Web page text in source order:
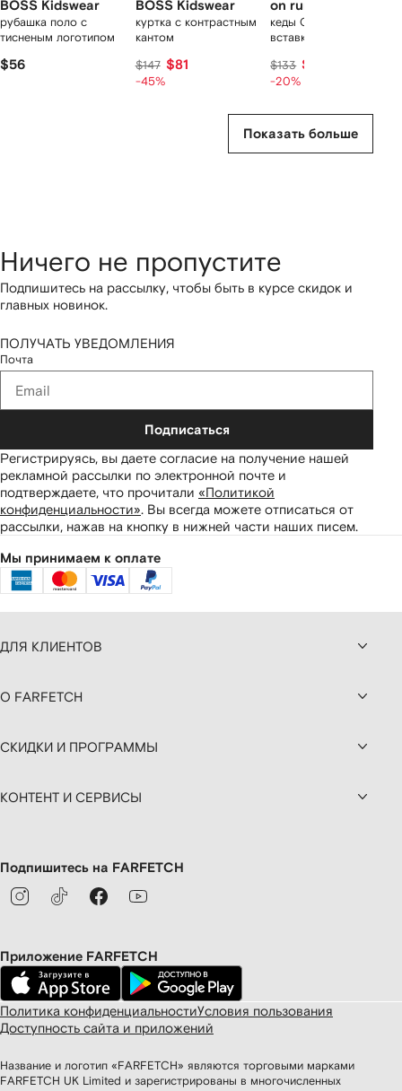
BOSS Kidswear
рубашка поло с
тисненым логотипом
$56
BOSS Kidswear
куртка с контрастным
кантом
$147 $81
-45%
on running kids
кеды Cloud Sky со
вставками
$133 $106
-20%
Показать больше
Ничего не пропустите
Подпишитесь на рассылку, чтобы быть в курсе скидок и
главных новинок.
ПОЛУЧАТЬ УВЕДОМЛЕНИЯ
Почта
Подписаться
Регистрируясь, вы даете согласие на получение нашей
рекламной рассылки по электронной почте и
подтверждаете, что прочитали «Политикой
конфиденциальности». Вы всегда можете отписаться от
рассылки, нажав на кнопку в нижней части наших писем.
Мы принимаем к оплате
ДЛЯ КЛИЕНТОВ
О FARFETCH
СКИДКИ И ПРОГРАММЫ
КОНТЕНТ И СЕРВИСЫ
Подпишитесь на FARFETCH
Приложение FARFETCH
Политика конфиденциальностиУсловия пользования
Доступность сайта и приложений
Название и логотип «FARFETCH» являются торговыми марками
FARFETCH UK Limited и зарегистрированы в многочисленных